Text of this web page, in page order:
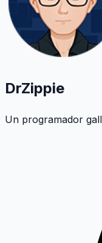
DrZippie
Un programador